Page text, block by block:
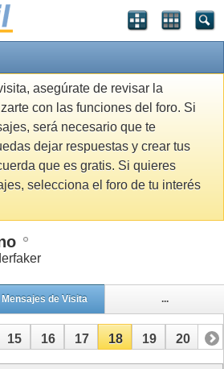
asegúrate de revisar la
con las funciones del foro. Si
será necesario que te
dejar respuestas y crear tus
que es gratis. Si quieres
selecciona el foro de tu interés
Mensajes de Visita ...
15 16 17 18 19 20